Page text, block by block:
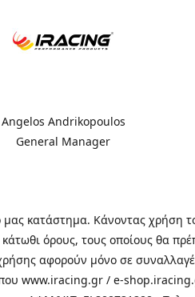
Angelos Andrikopoulos
General Manager
μας κατάστημα. Κάνοντας χρήση
όρους, τους οποίους θα
αφορούν μόνο σε
www.iracing.gr / e-